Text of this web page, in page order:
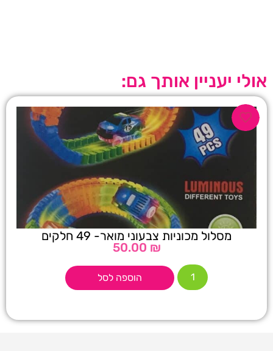
אולי יעניין אותך גם:
מסלול מכוניות צבעוני מואר- 49 חלקים
50.00 ₪
הוספה לסל